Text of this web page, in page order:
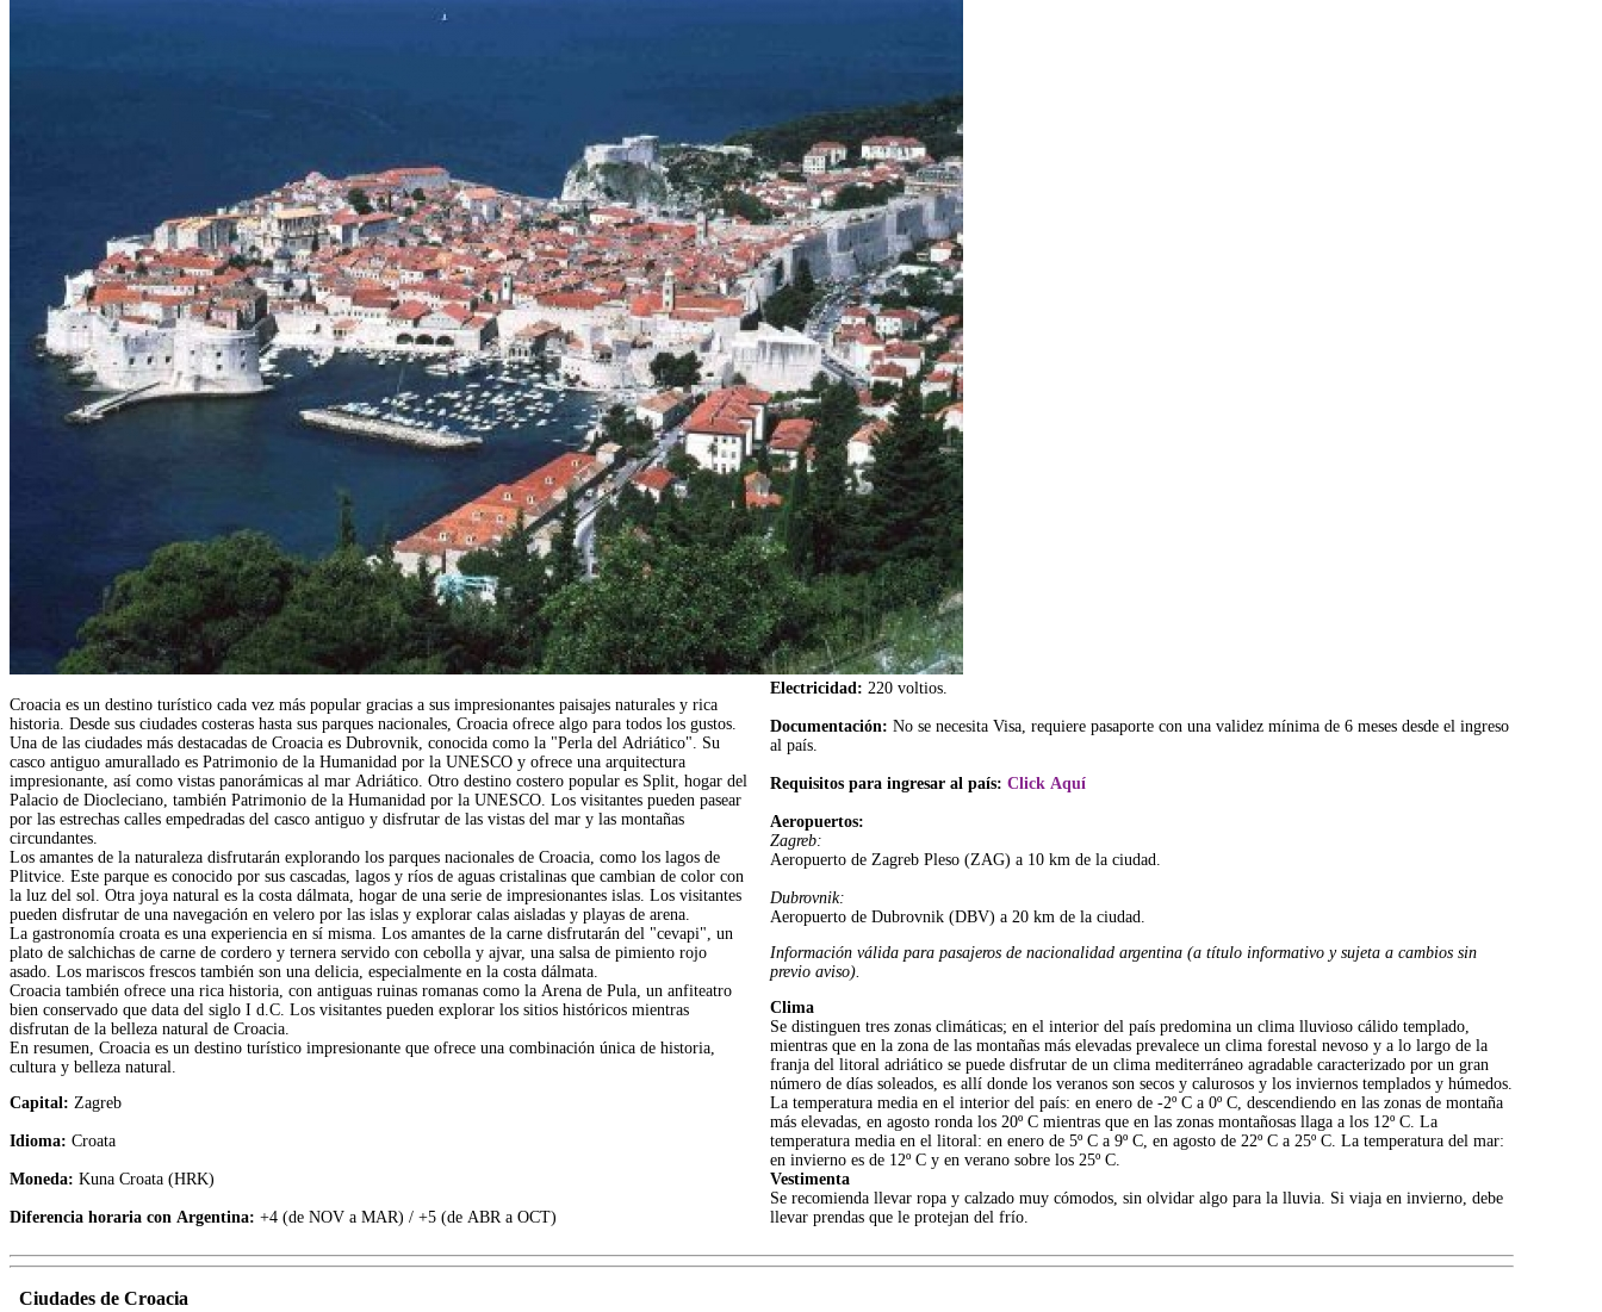
Croacia es un destino turístico cada vez más popular gracias a sus impresionantes paisajes naturales y rica
historia. Desde sus ciudades costeras hasta sus parques nacionales, Croacia ofrece algo para todos los gustos.
Una de las ciudades más destacadas de Croacia es Dubrovnik, conocida como la "Perla del Adriático". Su
casco antiguo amurallado es Patrimonio de la Humanidad por la UNESCO y ofrece una arquitectura
impresionante, así como vistas panorámicas al mar Adriático. Otro destino costero popular es Split, hogar del
Palacio de Diocleciano, también Patrimonio de la Humanidad por la UNESCO. Los visitantes pueden pasear
por las estrechas calles empedradas del casco antiguo y disfrutar de las vistas del mar y las montañas
circundantes.
Los amantes de la naturaleza disfrutarán explorando los parques nacionales de Croacia, como los lagos de
Plitvice. Este parque es conocido por sus cascadas, lagos y ríos de aguas cristalinas que cambian de color con
la luz del sol. Otra joya natural es la costa dálmata, hogar de una serie de impresionantes islas. Los visitantes
pueden disfrutar de una navegación en velero por las islas y explorar calas aisladas y playas de arena.
La gastronomía croata es una experiencia en sí misma. Los amantes de la carne disfrutarán del "cevapi", un
plato de salchichas de carne de cordero y ternera servido con cebolla y ajvar, una salsa de pimiento rojo
asado. Los mariscos frescos también son una delicia, especialmente en la costa dálmata.
Croacia también ofrece una rica historia, con antiguas ruinas romanas como la Arena de Pula, un anfiteatro
bien conservado que data del siglo I d.C. Los visitantes pueden explorar los sitios históricos mientras
disfrutan de la belleza natural de Croacia.
En resumen, Croacia es un destino turístico impresionante que ofrece una combinación única de historia,
cultura y belleza natural.
Capital: Zagreb
Idioma: Croata
Moneda: Kuna Croata (HRK)
Diferencia horaria con Argentina: +4 (de NOV a MAR) / +5 (de ABR a OCT)
Electricidad:220 voltios.
Documentación:No se necesita Visa, requiere pasaporte con una validez mínima de 6 meses desde el ingreso
al país.
Requisitos para ingresar al país:Click Aquí
Aeropuertos:
Zagreb:
Aeropuerto de Zagreb Pleso (ZAG) a 10 km de la ciudad.
Dubrovnik:
Aeropuerto de Dubrovnik (DBV) a 20 km de la ciudad.
Información válida para pasajeros de nacionalidad argentina (a título informativo y sujeta a cambios sin
previo aviso).
Clima
Se distinguen tres zonas climáticas; en el interior del país predomina un clima lluvioso cálido templado,
mientras que en la zona de las montañas más elevadas prevalece un clima forestal nevoso y a lo largo de la
franja del litoral adriático se puede disfrutar de un clima mediterráneo agradable caracterizado por un gran
número de días soleados, es allí donde los veranos son secos y calurosos y los inviernos templados y húmedos.
La temperatura media en el interior del país: en enero de -2º C a 0º C, descendiendo en las zonas de montaña
más elevadas, en agosto ronda los 20º C mientras que en las zonas montañosas llaga a los 12º C. La
temperatura media en el litoral: en enero de 5º C a 9º C, en agosto de 22º C a 25º C. La temperatura del mar:
en invierno es de 12º C y en verano sobre los 25º C.
Vestimenta
Se recomienda llevar ropa y calzado muy cómodos, sin olvidar algo para la lluvia. Si viaja en invierno, debe
llevar prendas que le protejan del frío.
Ciudades de Croacia